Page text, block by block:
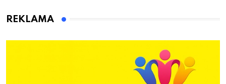
dzieci
REKLAMA